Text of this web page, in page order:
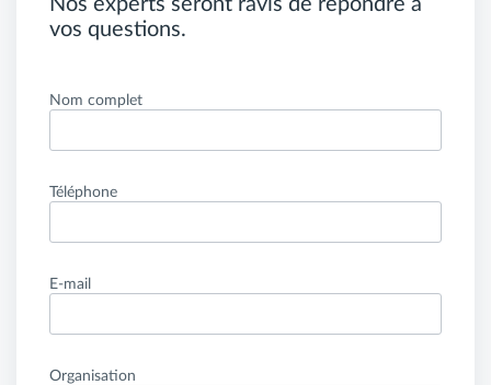
vos questions.
Nom complet
Téléphone
E-mail
Organisation